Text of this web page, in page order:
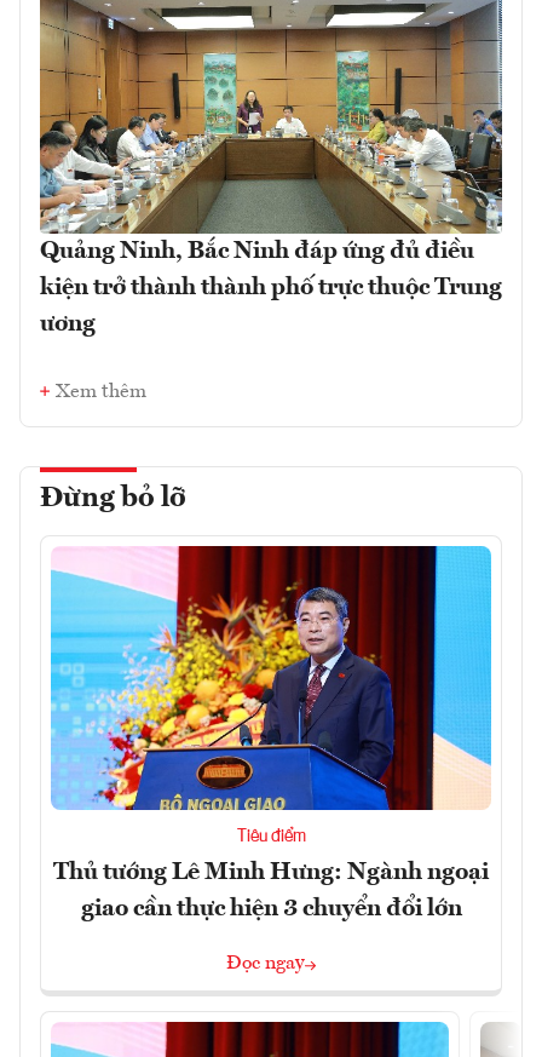
Quảng Ninh, Bắc Ninh đáp ứng đủ điều
kiện trở thành thành phố trực thuộc Trung
ương
Xem thêm
Đừng bỏ lỡ
Tiêu điểm
Thủ tướng Lê Minh Hưng: Ngành ngoại
giao cần thực hiện 3 chuyển đổi lớn
Đọc ngay